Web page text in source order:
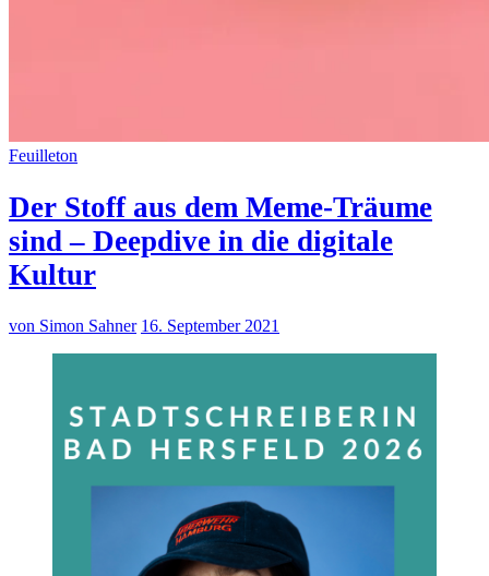
Feuilleton
Der Stoff aus dem Meme-Träume
sind – Deepdive in die digitale
Kultur
von Simon Sahner 16. September 2021